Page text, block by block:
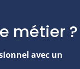
métier ?
avec un